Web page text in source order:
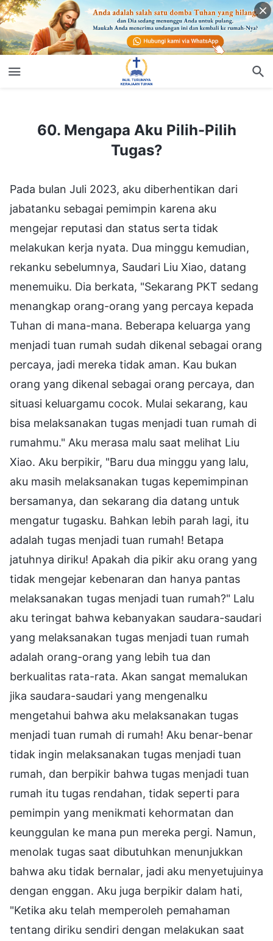
60. Mengapa Aku Pilih-Pilih Tugas?
60. Mengapa Aku Pilih-Pilih
Tugas?
Pada bulan Juli 2023, aku diberhentikan dari
jabatanku sebagai pemimpin karena aku
mengejar reputasi dan status serta tidak
melakukan kerja nyata. Dua minggu kemudian,
rekanku sebelumnya, Saudari Liu Xiao, datang
menemuiku. Dia berkata, "Sekarang PKT sedang
menangkap orang-orang yang percaya kepada
Tuhan di mana-mana. Beberapa keluarga yang
menjadi tuan rumah sudah dikenal sebagai orang
percaya, jadi mereka tidak aman. Kau bukan
orang yang dikenal sebagai orang percaya, dan
situasi keluargamu cocok. Mulai sekarang, kau
bisa melaksanakan tugas menjadi tuan rumah di
rumahmu." Aku merasa malu saat melihat Liu
Xiao. Aku berpikir, "Baru dua minggu yang lalu,
aku masih melaksanakan tugas kepemimpinan
bersamanya, dan sekarang dia datang untuk
mengatur tugasku. Bahkan lebih parah lagi, itu
adalah tugas menjadi tuan rumah! Betapa
jatuhnya diriku! Apakah dia pikir aku orang yang
tidak mengejar kebenaran dan hanya pantas
melaksanakan tugas menjadi tuan rumah?" Lalu
aku teringat bahwa kebanyakan saudara-saudari
yang melaksanakan tugas menjadi tuan rumah
adalah orang-orang yang lebih tua dan
berkualitas rata-rata. Akan sangat memalukan
jika saudara-saudari yang mengenalku
mengetahui bahwa aku melaksanakan tugas
menjadi tuan rumah di rumah! Aku benar-benar
tidak ingin melaksanakan tugas menjadi tuan
rumah, dan berpikir bahwa tugas menjadi tuan
rumah itu tugas rendahan, tidak seperti para
pemimpin yang menikmati kehormatan dan
keunggulan ke mana pun mereka pergi. Namun,
menolak tugas saat dibutuhkan menunjukkan
bahwa aku tidak bernalar, jadi aku menyetujuinya
dengan enggan. Aku juga berpikir dalam hati,
"Ketika aku telah memperoleh pemahaman
tentang diriku sendiri dengan melakukan saat